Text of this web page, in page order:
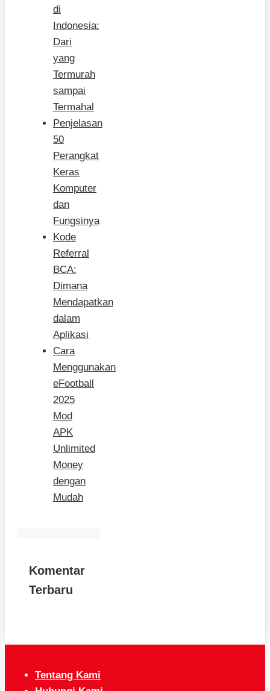
di
Indonesia:
Dari
yang
Termurah
sampai
Termahal
Penjelasan
50
Perangkat
Keras
Komputer
dan
Fungsinya
Kode
Referral
BCA:
Dimana
Mendapatkan
dalam
Aplikasi
Cara
Menggunakan
eFootball
2025
Mod
APK
Unlimited
Money
dengan
Mudah
Komentar
Terbaru
Tentang Kami